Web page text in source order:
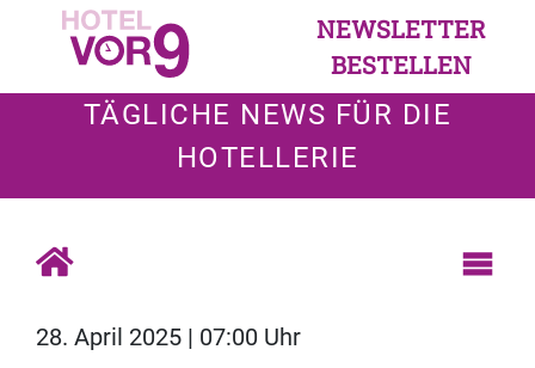
NEWSLETTER
BESTELLEN
TÄGLICHE NEWS FÜR DIE
HOTELLERIE
28. April 2025 | 07:00 Uhr